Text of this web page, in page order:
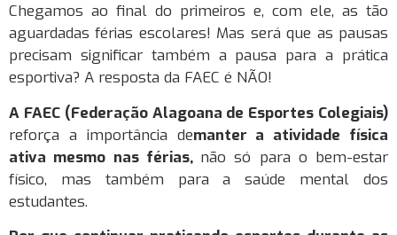
Chegamos ao final do primeiros e, com ele, as tão
aguardadas férias escolares! Mas será que as pausas
precisam significar também a pausa para a prática
esportiva? A resposta da FAEC é NÃO!
A FAEC (Federação Alagoana de Esportes Colegiais)
reforça a importância demanter a atividade física
ativa mesmo nas férias, não só para o bem-estar
físico, mas também para a saúde mental dos
estudantes.